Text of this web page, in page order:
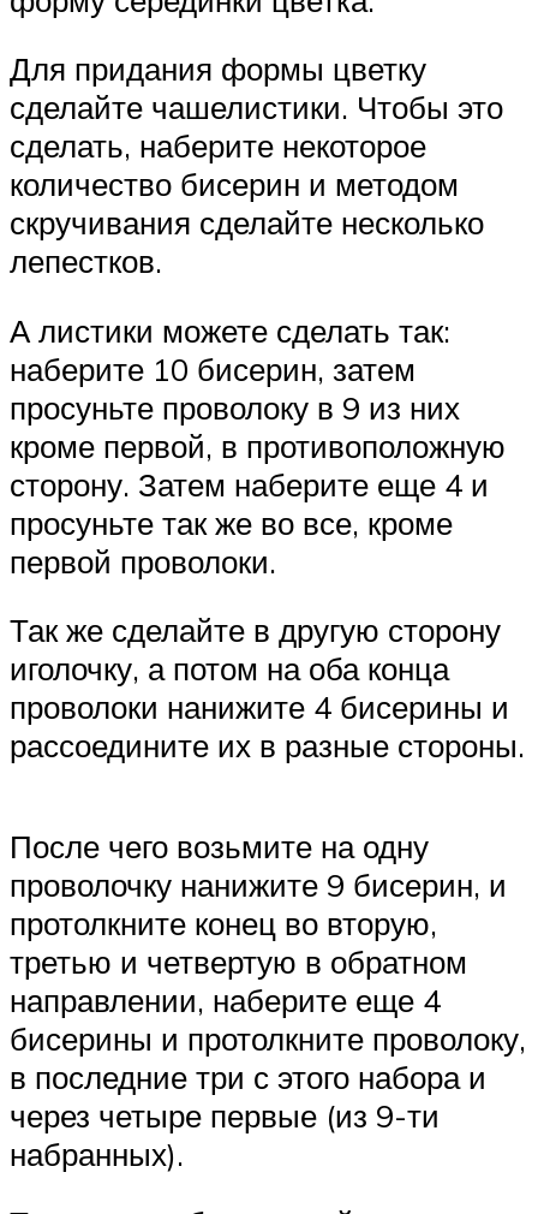
Для придания формы цветку
сделайте чашелистики. Чтобы это
сделать, наберите некоторое
количество бисерин и методом
скручивания сделайте несколько
лепестков.
А листики можете сделать так:
наберите 10 бисерин, затем
просуньте проволоку в 9 из них
кроме первой, в противоположную
сторону. Затем наберите еще 4 и
просуньте так же во все, кроме
первой проволоки.
Так же сделайте в другую сторону
иголочку, а потом на оба конца
проволоки нанижите 4 бисерины и
рассоедините их в разные стороны.
После чего возьмите на одну
проволочку нанижите 9 бисерин, и
протолкните конец во вторую,
третью и четвертую в обратном
направлении, наберите еще 4
бисерины и протолкните проволоку,
в последние три с этого набора и
через четыре первые (из 9-ти
набранных).